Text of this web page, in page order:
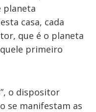
planeta
casa, cada
que é o planeta
primeiro
o dispositor
se manifestam as